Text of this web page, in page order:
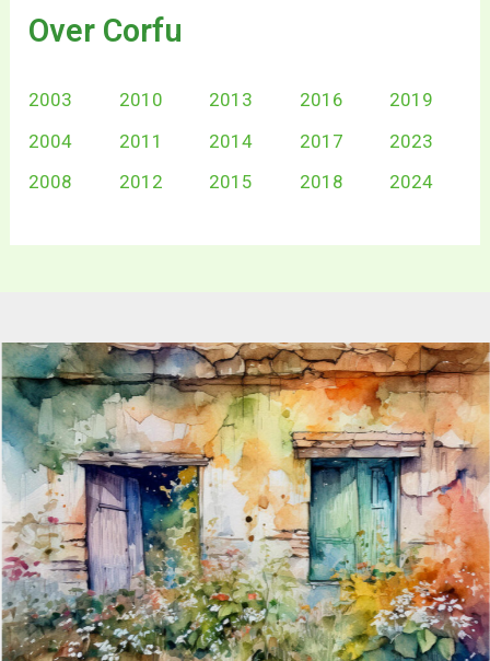
Over Corfu
2003
2004
2008
2010
2011
2012
2013
2014
2015
2016
2017
2018
2019
2023
2024